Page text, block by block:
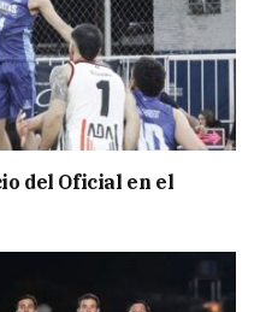
del Oficial en el